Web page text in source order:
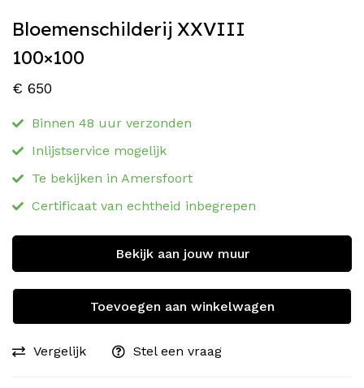
Bloemenschilderij XXVIII
100×100
€ 650
Binnen 48 uur verzonden
Inlijstservice mogelijk
Te bekijken in Amersfoort
Certificaat van echtheid inbegrepen
Bekijk aan jouw muur
Toevoegen aan winkelwagen
Vergelijk Stel een vraag